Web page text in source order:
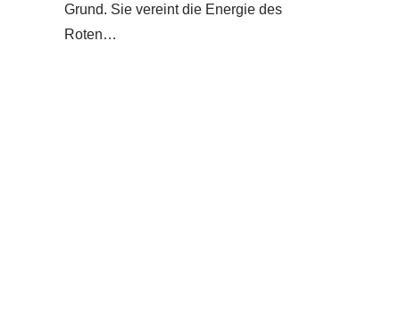
Grund. Sie vereint die Energie des
Roten…